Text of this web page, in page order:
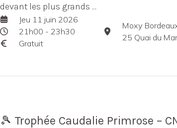
devant les plus grands ...
Jeu 11 juin 2026
21h00 - 23h30
Gratuit
Moxy
25 Quai du
🎾 Trophée Caudalie Primrose –